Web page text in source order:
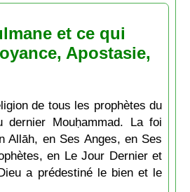
et ce qui
Apostasie,
de tous les prophètes du
dernier Mouḥammad. La foi
Allāh, en Ses Anges, en Ses
en Le Jour Dernier et
a prédestiné le bien et le